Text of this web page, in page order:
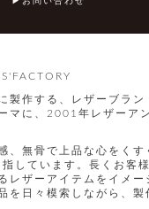
製作する、レザーブラン
マに、2001年レザーア
、無骨で上品な心をく
しています。長くお客
レザーアイテムをイメ
を日々模索しながら、製